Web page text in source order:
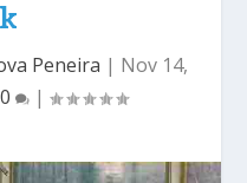
Peneira | Nov 14,
0 |